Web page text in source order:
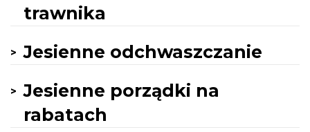
trawnika
Jesienne odchwaszczanie
Jesienne porządki na
rabatach